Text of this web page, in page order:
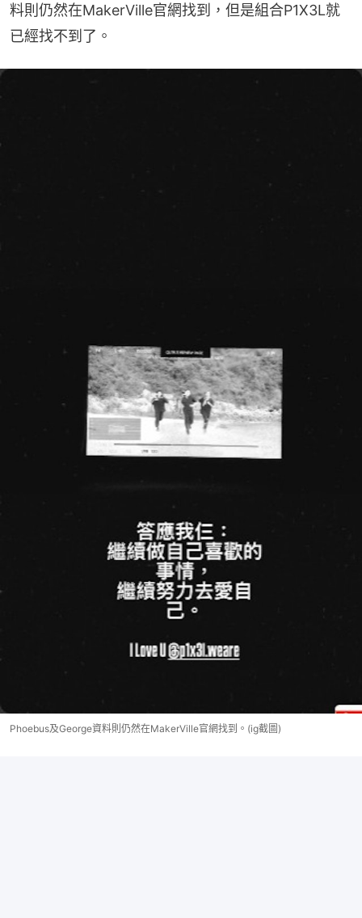
料則仍然在MakerVille官網找到，但是組合P1X3L就
已經找不到了。
Phoebus及George資料則仍然在MakerVille官網找到。(ig截圖)